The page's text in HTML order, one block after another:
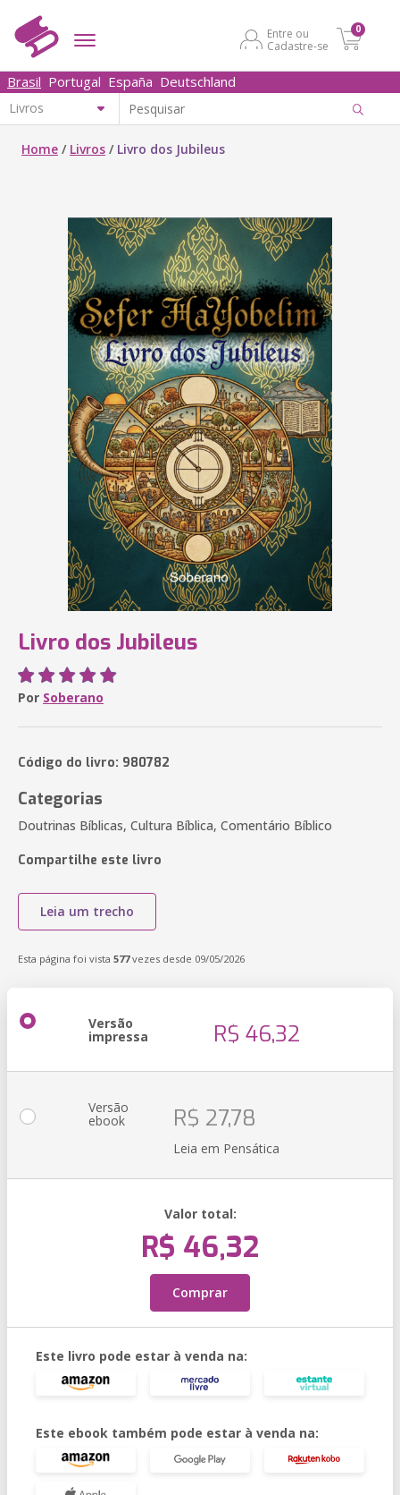
Entre ou
Cadastre-se
0
Brasil Portugal España Deutschland
Home / Livros / Livro dos Jubileus
Livro dos Jubileus
Por Soberano
Código do livro: 980782
Categorias
Doutrinas Bíblicas, Cultura Bíblica, Comentário Bíblico
Compartilhe este livro
Leia um trecho
Esta página foi vista 577vezes desde 09/05/2026
Versão
impressa R$ 46,32
Versão
ebook R$ 27,78
Leia em Pensática
Valor total:
R$ 46,32
Comprar
Este livro pode estar à venda na:
Este ebook também pode estar à venda na: